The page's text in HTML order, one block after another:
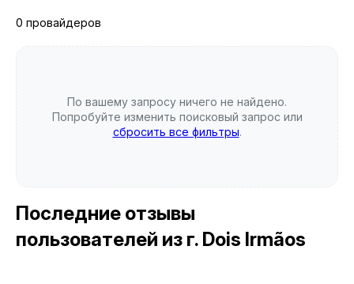
0 провайдеров
По вашему запросу ничего не найдено.
Попробуйте изменить поисковый запрос или
сбросить все фильтры.
Последние отзывы
пользователей из г. Dois Irmãos